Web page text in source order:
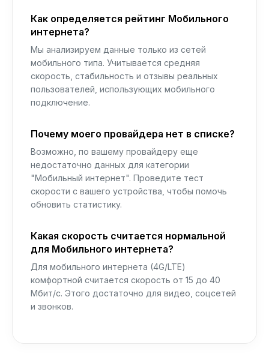
Как определяется рейтинг Мобильного
интернета?
Мы анализируем данные только из сетей
мобильного типа. Учитывается средняя
скорость, стабильность и отзывы реальных
пользователей, использующих мобильного
подключение.
Почему моего провайдера нет в списке?
Возможно, по вашему провайдеру еще
недостаточно данных для категории
"Мобильный интернет". Проведите тест
скорости с вашего устройства, чтобы помочь
обновить статистику.
Какая скорость считается нормальной
для Мобильного интернета?
Для мобильного интернета (4G/LTE)
комфортной считается скорость от 15 до 40
Мбит/с. Этого достаточно для видео, соцсетей
и звонков.